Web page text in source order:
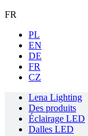
FR
PL
EN
DE
FR
CZ
Lena Lighting
Des produits
Éclairage LED
Dalles LED